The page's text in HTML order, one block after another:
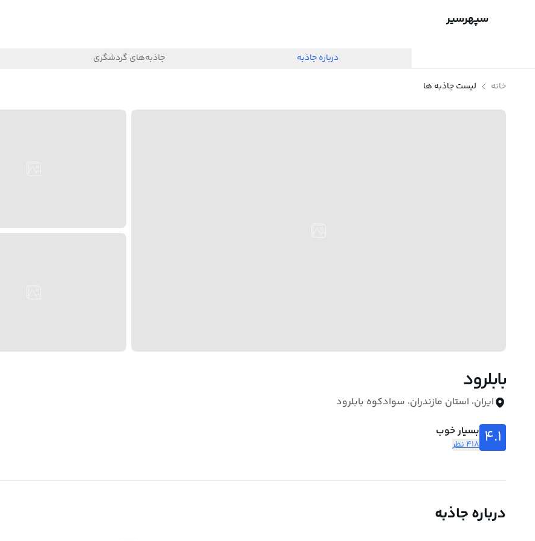
سپهرسیر
درباره جاذبه جاذبه‌های گردشگری
خانه لیست جاذبه ها
بابلرود
ایران، استان مازندران، سوادکوه بابلرود
4.1 بسیار خوب
418 نظر
درباره جاذبه